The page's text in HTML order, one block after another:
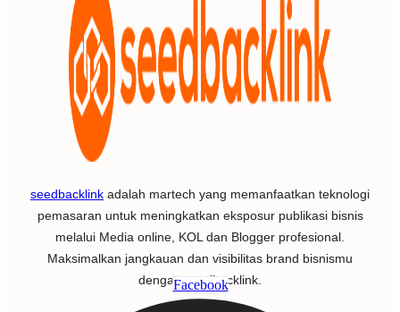
seedbacklink adalah martech yang memanfaatkan teknologi
pemasaran untuk meningkatkan eksposur publikasi bisnis
melalui Media online, KOL dan Blogger profesional.
Maksimalkan jangkauan dan visibilitas brand bisnismu
dengan seedbacklink.
Facebook